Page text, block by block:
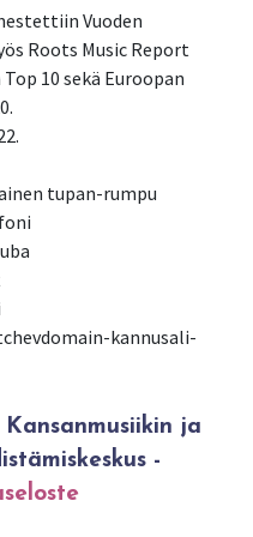
Vuoden
Roots Music Report
10 sekä Euroopan
tupan-rumpu
kannusali-
ja
-